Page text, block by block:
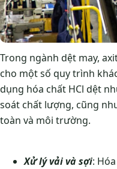
Trong ngành dệt may,
cho một số quy trình
dụng hóa chất HCl dệt
soát chất lượng, cũng
toàn và môi trường.
Xử lý vải và sợi: